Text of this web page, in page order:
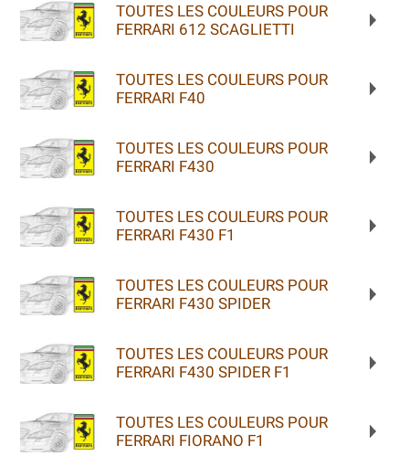
TOUTES LES COULEURS POUR
FERRARI 612 SCAGLIETTI
TOUTES LES COULEURS POUR
FERRARI F40
TOUTES LES COULEURS POUR
FERRARI F430
TOUTES LES COULEURS POUR
FERRARI F430 F1
TOUTES LES COULEURS POUR
FERRARI F430 SPIDER
TOUTES LES COULEURS POUR
FERRARI F430 SPIDER F1
TOUTES LES COULEURS POUR
FERRARI FIORANO F1